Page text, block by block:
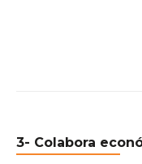
3- Colabora